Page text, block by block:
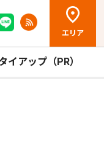
エリア
イアップ（PR）